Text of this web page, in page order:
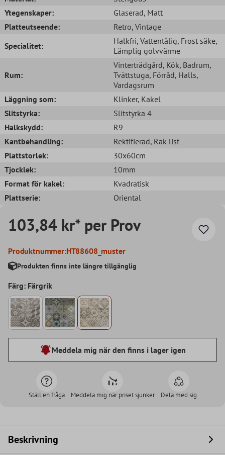
Ytegenskaper:
Glaserad, Matt
Platteutseende:
Retro, Vintage
Specialitet:
Halkfri, Vattentålig, Frost säke,
Lämplig golvvärme
Rum:
Vinterträdgård, Kök, Badrum,
Tvättstuga, Förråd, Halls,
Vardagsrum
Läggning som:
Klinker, Kakel
Slitstyrka:
Slitstyrka 4
Halkskydd:
R9
Kantbehandling:
Rektifierad, Rak list
Plattstorlek:
30x60cm
Tjocklek:
10mm
Format för kakel:
Kvadratisk
Plattserie:
Oriental
103,84 kr* per Prov
Produktnummer:HT88608_muster
Produkten finns inte längre tillgänglig
Färg: Färgrik
Meddela mig när den finns i lager igen
Ställ en fråga Meddela mig när priset sjunker Dela med sig
Beskrivning